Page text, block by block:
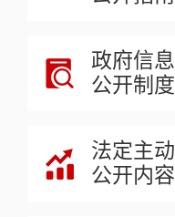
政府信息
公开制度
法定主动
公开内容